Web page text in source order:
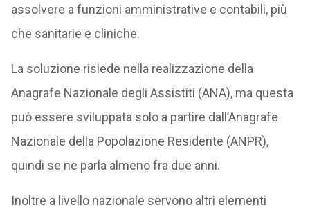
assolvere a funzioni amministrative e contabili, più
che sanitarie e cliniche.
La soluzione risiede nella realizzazione della
Anagrafe Nazionale degli Assistiti (ANA), ma questa
può essere sviluppata solo a partire dall’Anagrafe
Nazionale della Popolazione Residente (ANPR),
quindi se ne parla almeno fra due anni.
Inoltre a livello nazionale servono altri elementi